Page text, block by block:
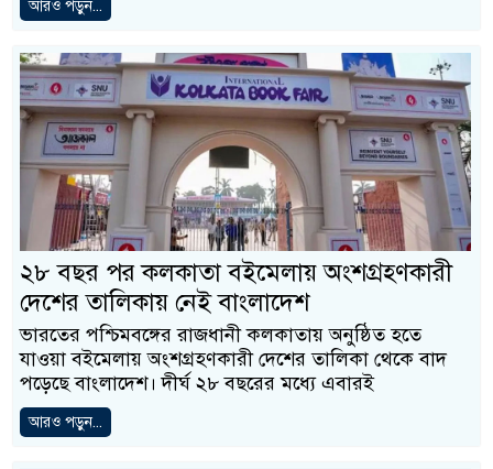
আরও পড়ুন...
২৮ বছর পর কলকাতা বইমেলায় অংশগ্রহণকারী
দেশের তালিকায় নেই বাংলাদেশ
ভারতের পশ্চিমবঙ্গের রাজধানী কলকাতায় অনুষ্ঠিত হতে
যাওয়া বইমেলায় অংশগ্রহণকারী দেশের তালিকা থেকে বাদ
পড়েছে বাংলাদেশ। দীর্ঘ ২৮ বছরের মধ্যে এবারই
আরও পড়ুন...